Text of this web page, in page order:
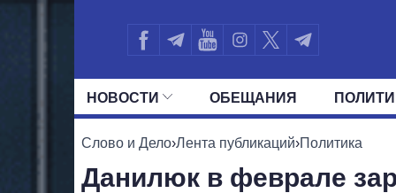
НОВОСТИ ОБЕЩАНИЯ
ВСЕ ПОЛИТИКИ ПРЕЗИДЕНТ И
Слово и Дело›Лента публикаций›Политика
Данилюк в феврале